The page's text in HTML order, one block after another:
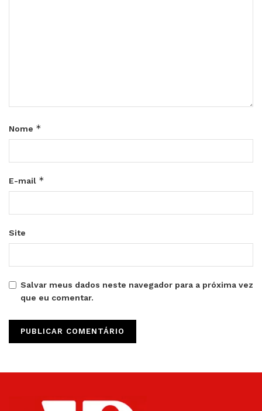
Nome *
E-mail *
Site
Salvar meus dados neste navegador para a próxima vez
que eu comentar.